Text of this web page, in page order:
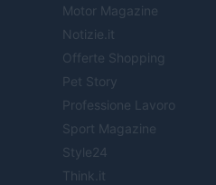
Motor Magazine
Notizie.it
Offerte Shopping
Pet Story
Professione Lavoro
Sport Magazine
Style24
Think.it